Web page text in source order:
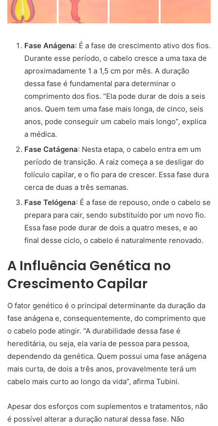
Fase Anágena: É a fase de crescimento ativo dos fios.
Durante esse período, o cabelo cresce a uma taxa de
aproximadamente 1 a 1,5 cm por mês. A duração
dessa fase é fundamental para determinar o
comprimento dos fios. “Ela pode durar de dois a seis
anos. Quem tem uma fase mais longa, de cinco, seis
anos, pode conseguir um cabelo mais longo”, explica
a médica.
Fase Catágena: Nesta etapa, o cabelo entra em um
período de transição. A raiz começa a se desligar do
folículo capilar, e o fio para de crescer. Essa fase dura
cerca de duas a três semanas.
Fase Telógena: É a fase de repouso, onde o cabelo se
prepara para cair, sendo substituído por um novo fio.
Essa fase pode durar de dois a quatro meses, e ao
final desse ciclo, o cabelo é naturalmente renovado.
A Influência Genética no
Crescimento Capilar
O fator genético é o principal determinante da duração da
fase anágena e, consequentemente, do comprimento que
o cabelo pode atingir. “A durabilidade dessa fase é
hereditária, ou seja, ela varia de pessoa para pessoa,
dependendo da genética. Quem possui uma fase anágena
mais curta, de dois a três anos, provavelmente terá um
cabelo mais curto ao longo da vida”, afirma Tubini.
Apesar dos esforços com suplementos e tratamentos, não
é possível alterar a duração natural dessa fase. Não